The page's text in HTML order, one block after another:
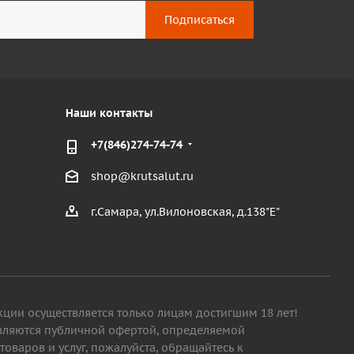
Наши контакты
+7(846)274-74-74
shop@krutsalut.ru
г.Самара, ул.Вилоновская, д.138"Е"
осуществляется только лицам достигшим 18 лет!
публичной офертой, определяемой
и услуг, пожалуйста, обращайтесь к